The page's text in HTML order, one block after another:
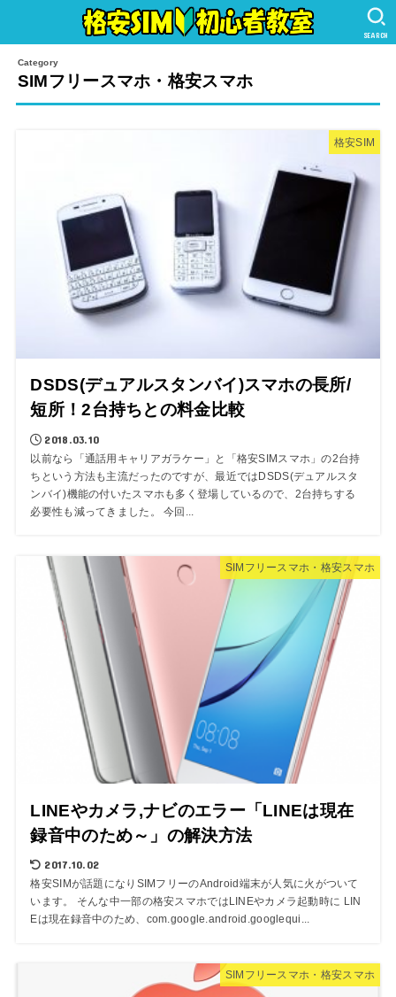
SEARCH
SIMフリースマホ・格安スマホ
格安SIM
DSDS(デュアルスタンバイ)スマホの長所/
短所！2台持ちとの料金比較
2018.03.10
以前なら「通話用キャリアガラケー」と「格安SIMスマホ」の2台持
ちという方法も主流だったのですが、最近ではDSDS(デュアルスタ
ンバイ)機能の付いたスマホも多く登場しているので、2台持ちする
必要性も減ってきました。 今回...
SIMフリースマホ・格安スマホ
LINEやカメラ,ナビのエラー「LINEは現在
録音中のため～」の解決方法
2017.10.02
格安SIMが話題になりSIMフリーのAndroid端末が人気に火がついて
います。 そんな中一部の格安スマホではLINEやカメラ起動時に LIN
Eは現在録音中のため、com.google.android.googlequi...
SIMフリースマホ・格安スマホ